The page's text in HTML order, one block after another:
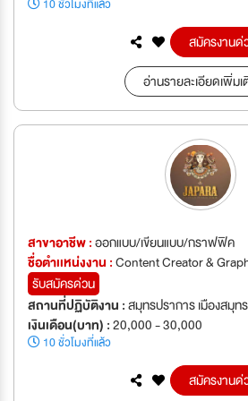
10 ชั่วโมงที่แล้ว
สมัครงานด่
อ่านรายละเอียดเพิ่ม
สาขาอาชีพ :ออกแบบ/เขียนแบบ/กราฟฟิค
ชื่อตำเเหน่งงาน :Content Creator &
รับสมัครด่วน
สถานที่ปฏิบัติงาน :สมุทรปราการ เมืองสมุท
เงินเดือน(บาท) :20,000 - 30,000
10 ชั่วโมงที่แล้ว
สมัครงานด่